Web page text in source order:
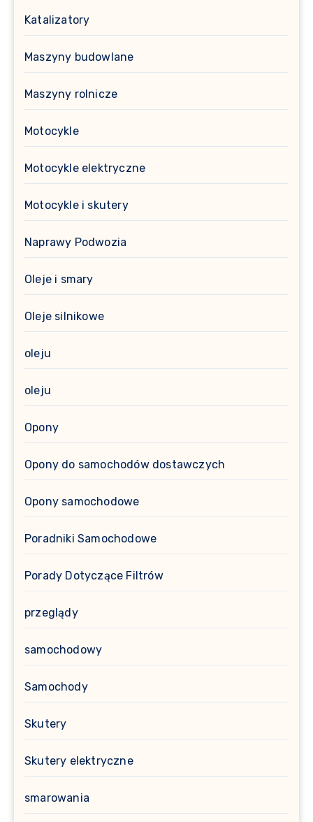
Katalizatory
Maszyny budowlane
Maszyny rolnicze
Motocykle
Motocykle elektryczne
Motocykle i skutery
Naprawy Podwozia
Oleje i smary
Oleje silnikowe
oleju
oleju
Opony
Opony do samochodów dostawczych
Opony samochodowe
Poradniki Samochodowe
Porady Dotyczące Filtrów
przeglądy
samochodowy
Samochody
Skutery
Skutery elektryczne
smarowania